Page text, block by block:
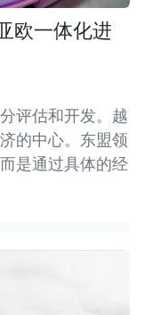
欧一体化进
评估和开发。越
的中心。东盟领
是通过具体的经